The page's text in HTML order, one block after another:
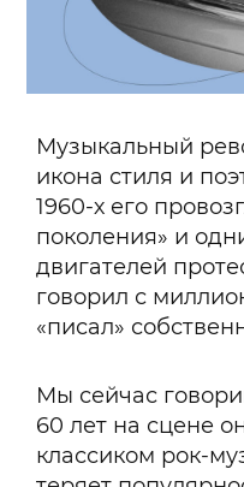
Музыкальный
икона стиля и
1960-х его
поколения» и
двигателей
говорил с
«писал»
Мы сейчас
60 лет на сцене
классиком рок-